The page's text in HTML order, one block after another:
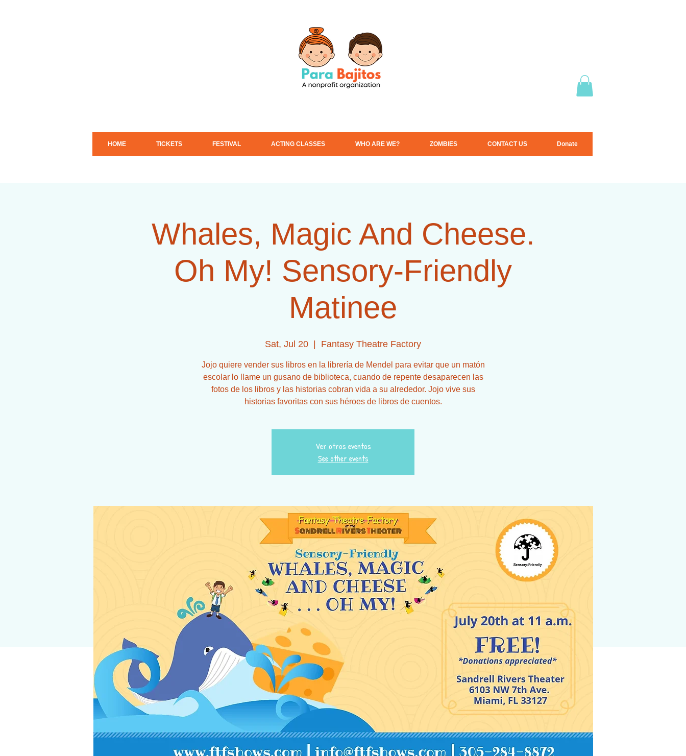
HOME TICKETS FESTIVAL ACTING CLASSES WHO ARE WE? ZOMBIES CONTACT US Donate
Whales, Magic And Cheese.
Oh My! Sensory-Friendly
Matinee
Sat, Jul 20 Fantasy Theatre Factory
Jojo quiere vender sus libros en la librería de Mendel para evitar que un matón
escolar lo llame un gusano de biblioteca, cuando de repente desaparecen las
fotos de los libros y las historias cobran vida a su alrededor. Jojo vive sus
historias favoritas con sus héroes de libros de cuentos.
Ver otros eventos
See other events